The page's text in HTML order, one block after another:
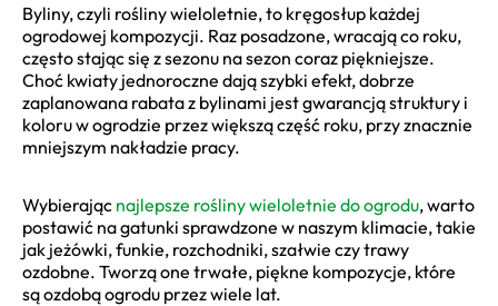
Byliny, czyli rośliny wieloletnie, to kręgosłup każdej
ogrodowej kompozycji. Raz posadzone, wracają co roku,
często stając się z sezonu na sezon coraz piękniejsze.
Choć kwiaty jednoroczne dają szybki efekt, dobrze
zaplanowana rabata z bylinami jest gwarancją struktury i
koloru w ogrodzie przez większą część roku, przy znacznie
mniejszym nakładzie pracy.
Wybierając najlepsze rośliny wieloletnie do ogrodu, warto
postawić na gatunki sprawdzone w naszym klimacie, takie
jak jeżówki, funkie, rozchodniki, szałwie czy trawy
ozdobne. Tworzą one trwałe, piękne kompozycje, które
są ozdobą ogrodu przez wiele lat.